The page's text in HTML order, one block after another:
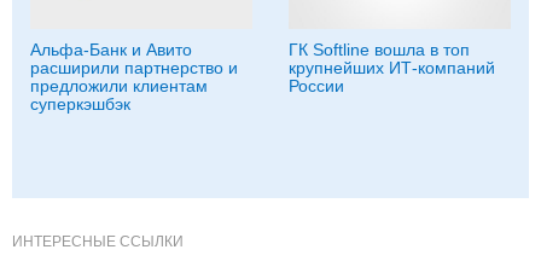
Альфа-Банк и Авито
расширили партнерство и
предложили клиентам
суперкэшбэк
ГК Softline вошла в топ
крупнейших ИТ-компаний
России
ИНТЕРЕСНЫЕ ССЫЛКИ